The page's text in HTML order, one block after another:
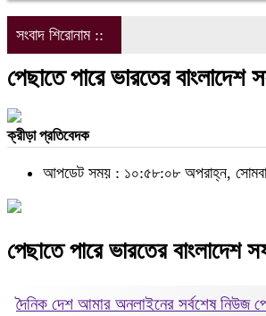
সংবাদ শিরোনাম ::
পেছাতে পারে ভারতের বাংলাদেশ
ক্রীড়া প্রতিবেদক
আপডেট সময় : ১০:৫৮:০৮ অপরাহ্ন,
পেছাতে পারে ভারতের বাংলাদেশ
দৈনিক দেশ আমার অনলাইনের সর্বশেষ নিউজ